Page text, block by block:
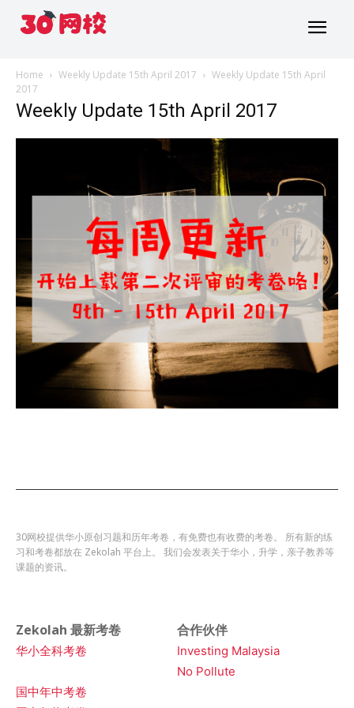
Home Weekly Update 15th April 2017
Weekly Update 15th April
2017
Weekly Update 15th April 2017
30网校提供华小原创习题和历年考卷，有免费也有收费的考卷。 所有新的练
习和考卷都放在 Zekolah 平台上。 我们会发表关于华小，升学，亲子教养等
课题的资讯。
Zekolah 最新考卷
华小全科考卷
国中年中考卷
合作伙伴
Investing Malaysia
No Pollute